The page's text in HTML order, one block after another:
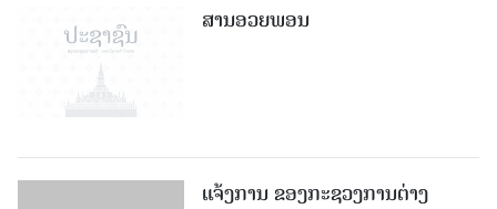
ສານອວຍພອນ
ແຈ້ງການ ຂອງກະຊວງການຕ່າງ